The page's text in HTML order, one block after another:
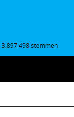
3.897.498 stemmen